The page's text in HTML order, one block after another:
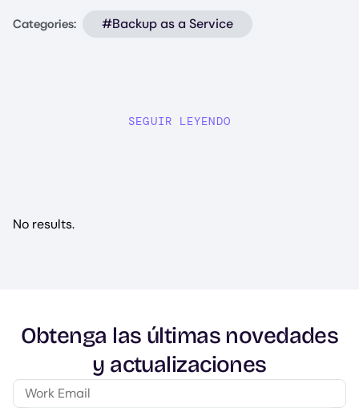
Categories: #Backup as a Service
SEGUIR LEYENDO
No results.
Obtenga las últimas novedades
y actualizaciones